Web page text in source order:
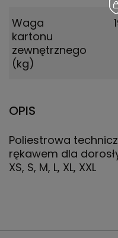
Waga
kartonu
zewnętrznego
(kg)
OPIS
Poliestrowa
rękawem dla
XS, S, M, L, XL, XXL